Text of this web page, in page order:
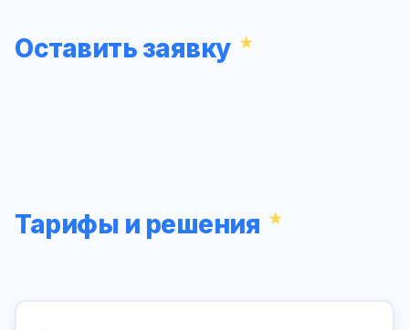
Оставить заявку
Тарифы и решения